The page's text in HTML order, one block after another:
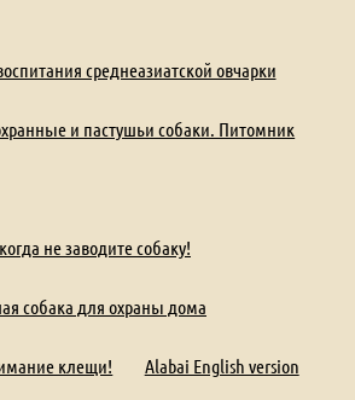
среднеазиатской овчарки
и пастушьи собаки. Питомник
не заводите собаку!
собака для охраны дома
клещи! Alabai English version